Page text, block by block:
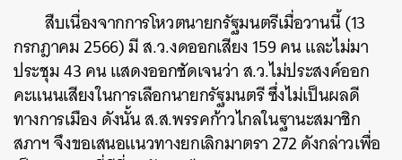
สืบเนื่องจากการโหวตนายกรัฐมนตรีเมื่อวานนี้ (13
กรกฎาคม 2566) มี ส.ว.งดออกเสียง 159 คน และไม่มา
ประชุม 43 คน แสดงออกชัดเจนว่า ส.ว.ไม่ประสงค์ออก
คะแนนเสียงในการเลือกนายกรัฐมนตรี ซึ่งไม่เป็นผลดี
ทางการเมือง ดังนั้น ส.ส.พรรคก้าวไกลในฐานะสมาชิก
สภาฯ จึงขอเสนอแนวทางยกเลิกมาตรา 272 ดังกล่าวเพื่อ